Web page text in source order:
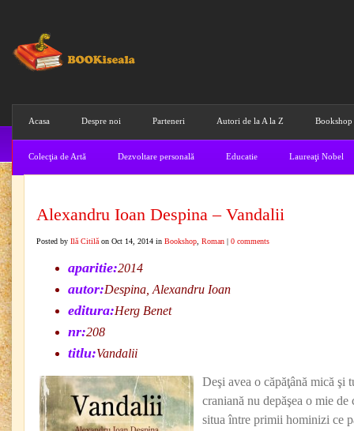
Acasa Despre noi Parteneri Autori de la A la Z Bookshop
Colecţia de Artă Dezvoltare personală Educatie Laureaţi Nobel
Alexandru Ioan Despina – Vandalii
Posted by Ilă Citilă on Oct 14, 2014 in Bookshop Roman | 0 comments
aparitie:2014
autor:Despina, Alexandru Ioan
editura:Herg Benet
nr:208
titlu:Vandalii
Deşi avea o căpăţână mică şi
craniană nu depăşea o mie
situa între primii hominizi ce